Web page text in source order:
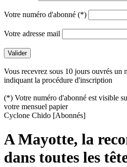
Votre numéro d'abonné (*)
Votre adresse mail
Vous recevrez sous 10 jours ouvrés un
indiquant la procédure d'inscription
(*) Votre numéro d'abonné est visible
votre mensuel papier
Cyclone Chido [Abonnés]
A Mayotte, la
dans toutes les